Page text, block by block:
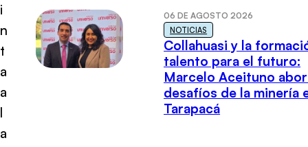
i
n
t
a
a
l
a
06 DE AGOSTO 2026
NOTICIAS
Collahuasi y la
talento para el futuro:
Marcelo Aceituno
desafíos de la minería
Tarapacá